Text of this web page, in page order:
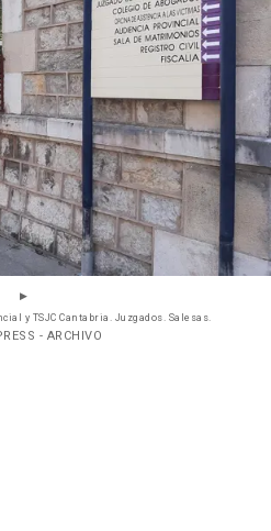
y TSJC Cantabria. Juzgados. Salesas.
- ARCHIVO